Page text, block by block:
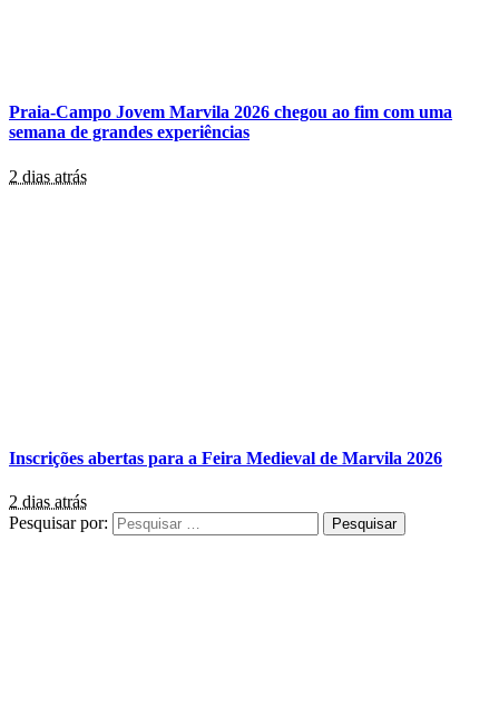
Praia-Campo Jovem Marvila 2026 chegou ao fim com uma
semana de grandes experiências
2 dias atrás
Inscrições abertas para a Feira Medieval de Marvila 2026
2 dias atrás
Pesquisar por: